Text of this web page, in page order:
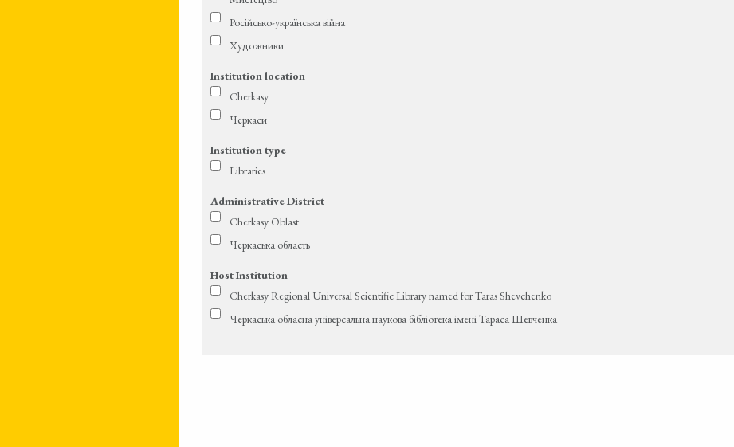
Російсько-українська війна
Художники
Institution location
Cherkasy
Черкаси
Institution type
Libraries
Administrative District
Cherkasy Oblast
Черкаська область
Host Institution
Cherkasy Regional Universal Scientific Library named for Taras Shevchenko
Черкаська обласна універсальна наукова бібліотека імені Тараса Шевченка